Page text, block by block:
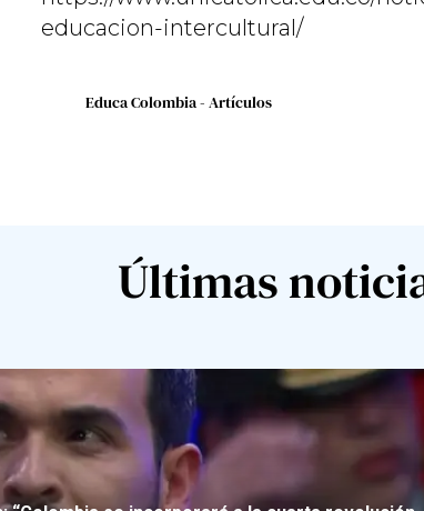
educacion-intercultural/
Educa Colombia - Artículos
Últimas